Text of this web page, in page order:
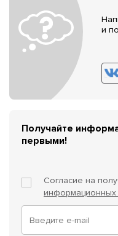
и
Получайте
первыми!
Согласие на
информационных